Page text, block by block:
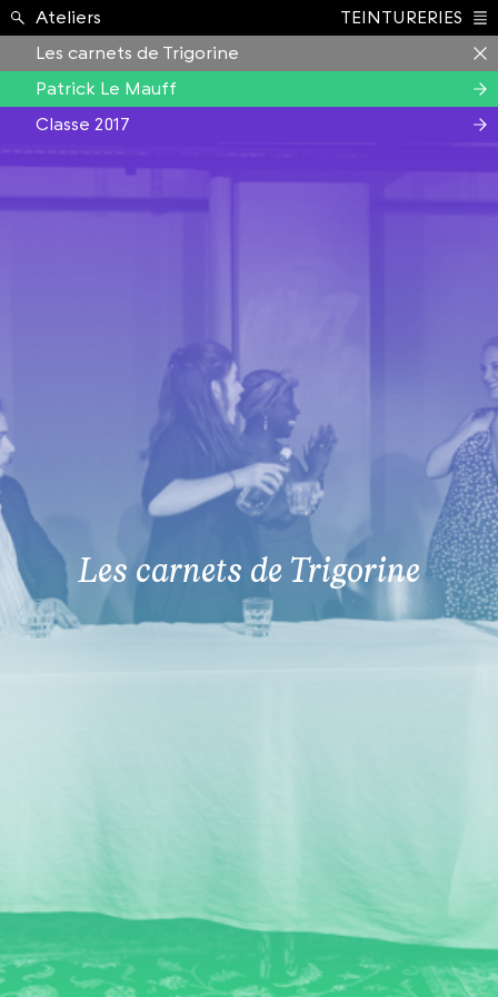
Formation ›
Ateliers
TEINTURERIES
Les carnets de Trigorine
Patrick Le Mauff
Classe 2017
Les carnets de Trigorine